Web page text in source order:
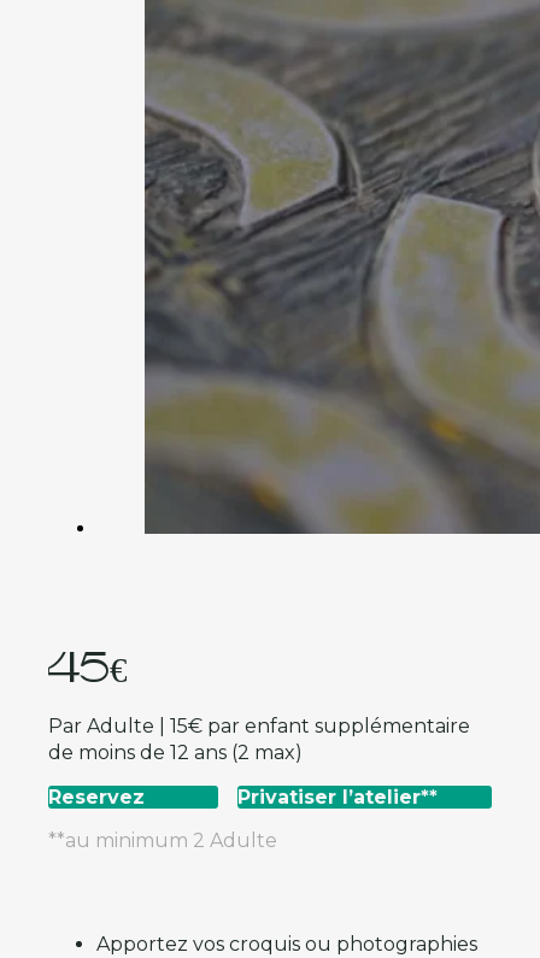
Apportez vos croquis ou photographies
45€
Par Adulte | 15€ par enfant supplémentaire
de moins de 12 ans (2 max)
Reservez
Privatiser l’atelier**
**au minimum 2 Adulte